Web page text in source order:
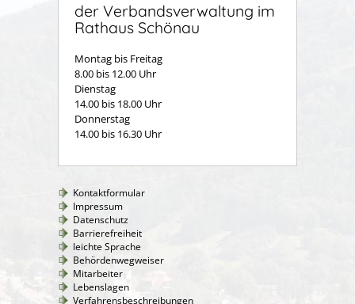
der Verbandsverwaltung im
Rathaus Schönau
Montag bis Freitag
8.00 bis 12.00 Uhr
Dienstag
14.00 bis 18.00 Uhr
Donnerstag
14.00 bis 16.30 Uhr
Kontaktformular
Impressum
Datenschutz
Barrierefreiheit
leichte Sprache
Behördenwegweiser
Mitarbeiter
Lebenslagen
Verfahrensbeschreibungen